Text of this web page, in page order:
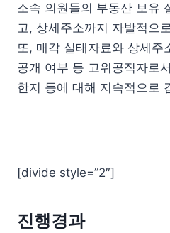
소속 의원들의 부동산 보유
고, 상세주소까지 자발적으
또, 매각 실태자료와 상세주
공개 여부 등 고위공직자로
한지 등에 대해 지속적으로
[divide style=”2″]
진행경과